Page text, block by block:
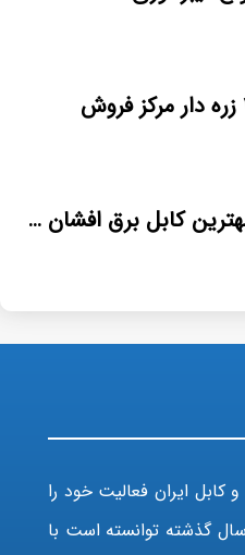
لیست قیمت بهترین کابل برق افشان سیمیا
و کابل ایران فعالیت خود را
آغاز کرده است در طول 10 سال گذشته توانسته است با